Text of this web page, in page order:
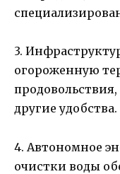
3.
огороженную
другие удобства.
4. Автономное
очистки воды